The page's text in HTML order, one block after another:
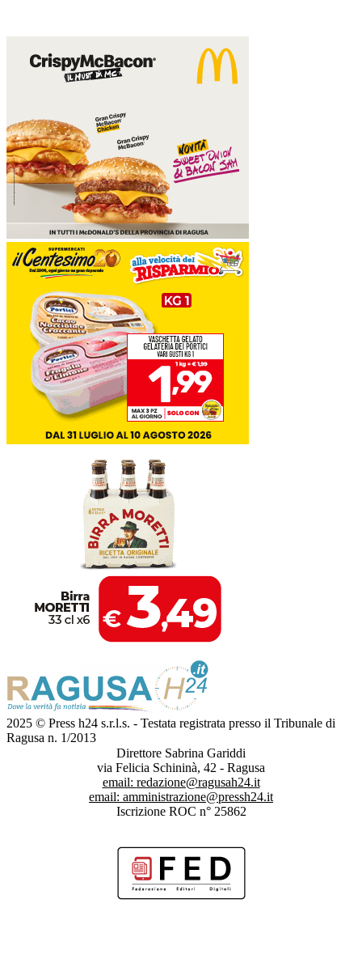
2025 © Press h24 s.r.l.s. - Testata registrata presso il Tribunale di
Ragusa n. 1/2013
Direttore Sabrina Gariddi
via Felicia Schininà, 42 - Ragusa
email: redazione@ragusah24.it
email: amministrazione@pressh24.it
Iscrizione ROC n° 25862